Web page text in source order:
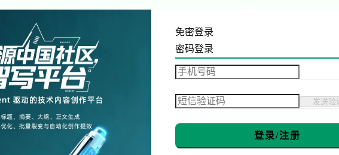
免密登录
密码登录
发送验
登录/注册